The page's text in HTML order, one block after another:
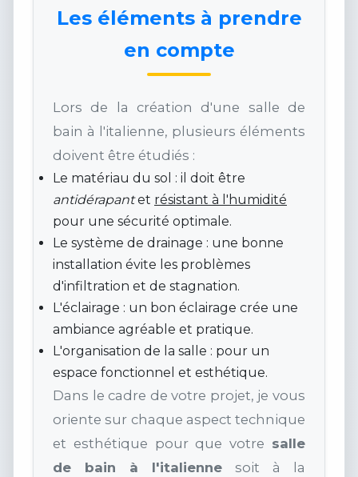
Les éléments à prendre
en compte
Lors de la création d'une salle de
bain à l'italienne, plusieurs éléments
doivent être étudiés :
Le matériau du sol : il doit être
antidérapantet résistant à l'humidité
pour une sécurité optimale.
Le système de drainage : une bonne
installation évite les problèmes
d'infiltration et de stagnation.
L'éclairage : un bon éclairage crée une
ambiance agréable et pratique.
L'organisation de la salle : pour un
espace fonctionnel et esthétique.
Dans le cadre de votre projet, je vous
oriente sur chaque aspect technique
et esthétique pour que votre salle
de bain à l'italienne soit à la